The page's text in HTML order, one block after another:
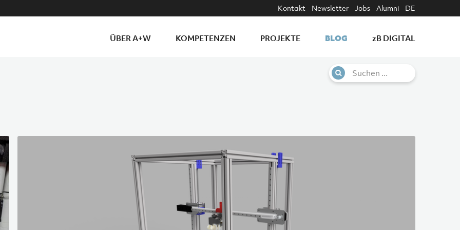
ÜBER A+W KOMPETENZEN PROJEKTE BLOG zB DIGITAL
Kontakt Newsletter Jobs Alumni DE